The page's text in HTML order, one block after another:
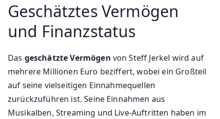
Geschätztes Vermögen
und Finanzstatus
Das geschätzte Vermögen von Steff Jerkel wird auf
mehrere Millionen Euro beziffert, wobei ein Großteil
auf seine vielseitigen Einnahmequellen
zurückzuführen ist. Seine Einnahmen aus
Musikalben, Streaming und Live-Auftritten haben im